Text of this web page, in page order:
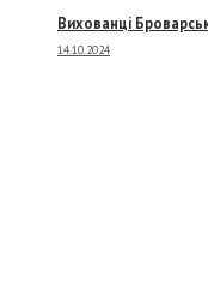
Вихованці
14.10.2024